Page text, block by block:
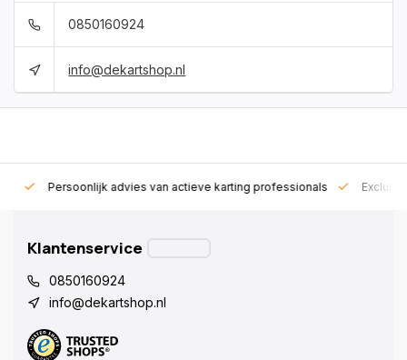
0850160924
info@dekartshop.nl
Persoonlijk advies van actieve karting professionals
Klantenservice
0850160924
info@dekartshop.nl